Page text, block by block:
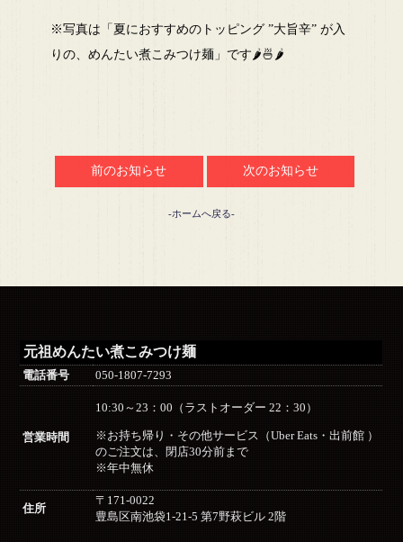
※写真は「夏におすすめのトッピング ”大旨辛” が入
りの、めんたい煮こみつけ麺」です🌶🍜🌶
前のお知らせ 次のお知らせ
-ホームへ戻る-
元祖めんたい煮こみつけ麺
電話番号 050-1807-7293
営業時間
10:30～23：00（ラストオーダー 22：30）
※お持ち帰り・その他サービス（Uber Eats・出前館 ）
のご注文は、閉店30分前まで
※年中無休
住所
〒171-0022
豊島区南池袋1-21-5 第7野萩ビル 2階